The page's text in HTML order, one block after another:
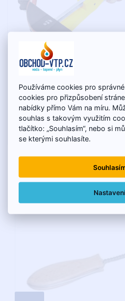
18-22mm
Súčasne zákazníci
Používáme cookies pro
cookies pro přizpůsobení
nabídky přímo Vám na míru.
souhlas s takovým využitím
tlačítko: „Souhlasím“, nebo si
se kterými souhlasíte.